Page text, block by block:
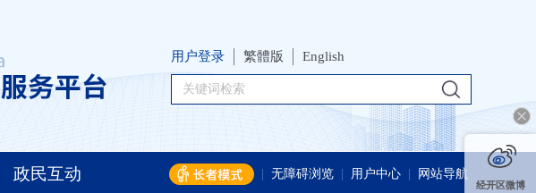
用户登录 繁體版 English
政民互动 无障碍浏览 用户中心 网站导航
经开区微博